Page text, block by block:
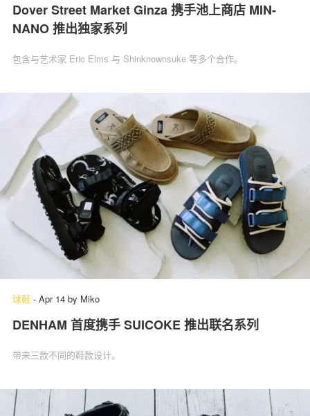
Dover Street Market Ginza 携手池上商店 MIN-
NANO 推出独家系列
包含与艺术家 Eric Elms 与 Shinknownsuke 等多个合作。
球鞋 - Apr 14 by Miko
DENHAM 首度携手 SUICOKE 推出联名系列
带来三款不同的鞋款设计。